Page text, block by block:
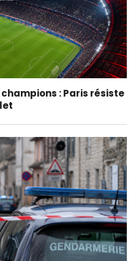
: Paris résiste